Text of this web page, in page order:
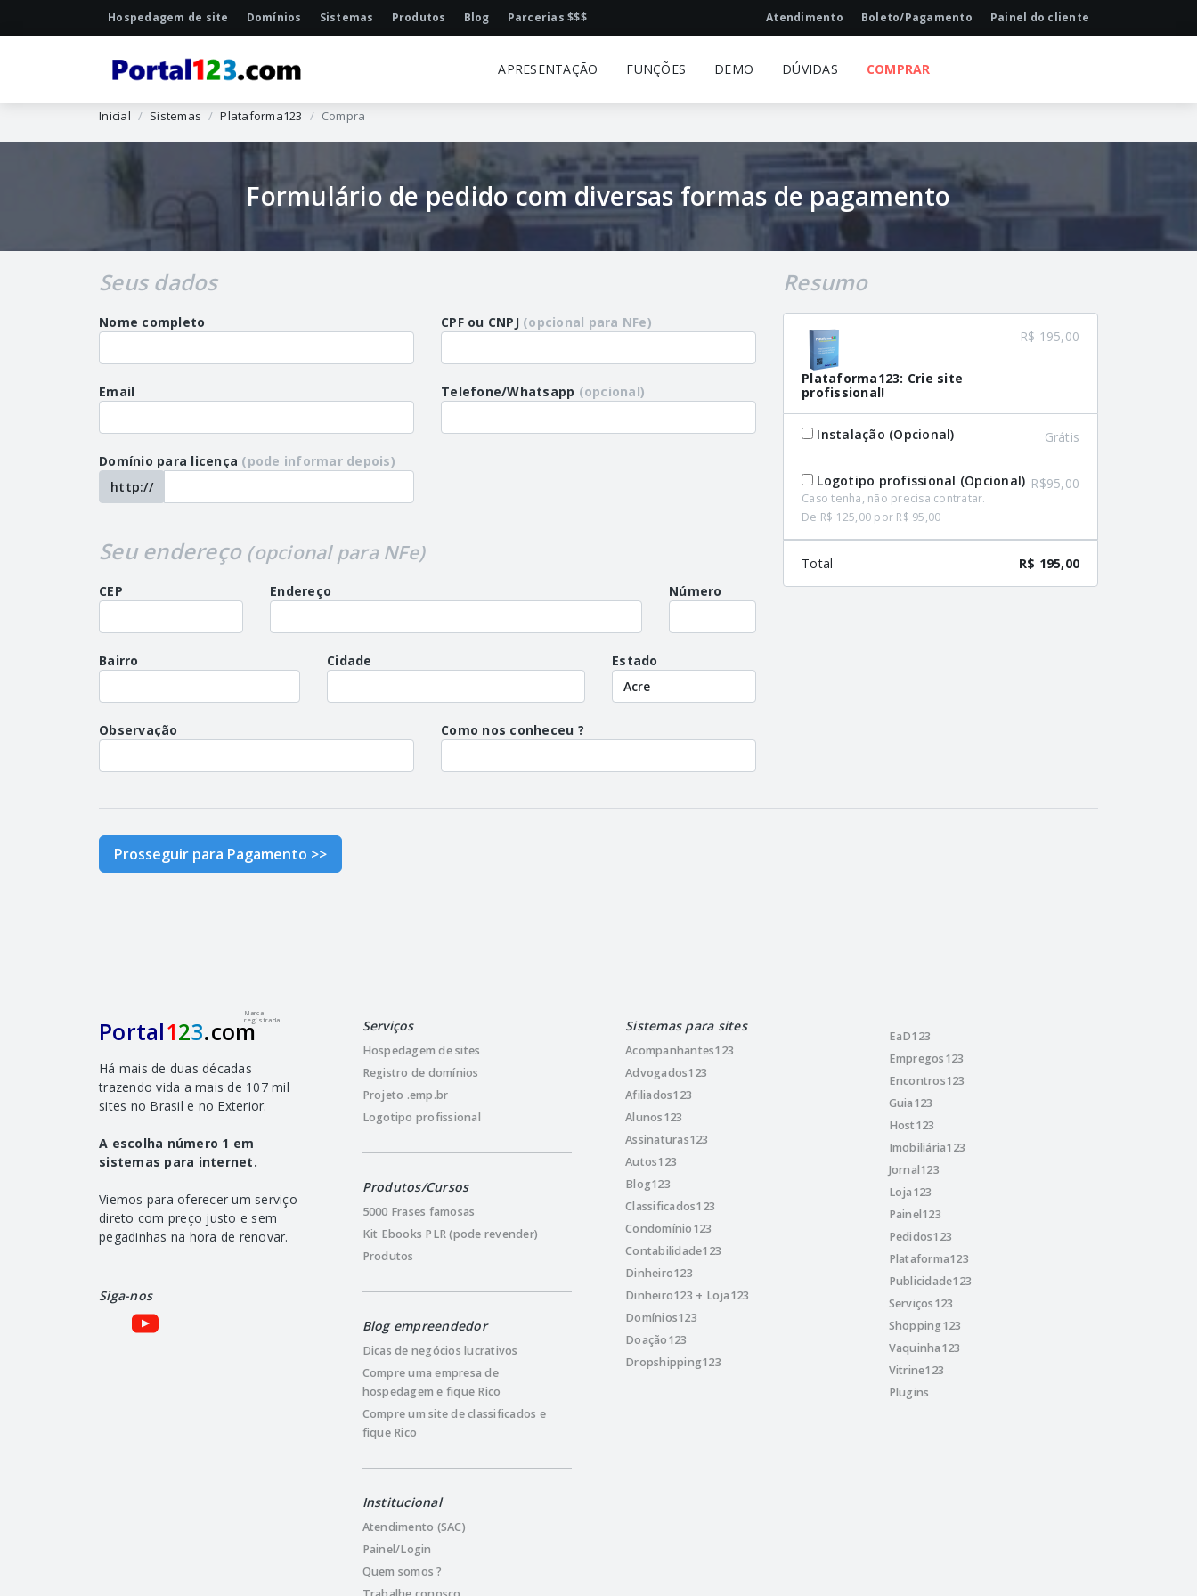
Hospedagem de site Domínios Sistemas Produtos Blog Parcerias $$$ Atendimento Boleto/Pagamento Painel do cliente
APRESENTAÇÃO FUNÇÕES DEMO DÚVIDAS COMPRAR
Inicial Sistemas Plataforma123 Compra
Formulário de pedido com diversas formas de pagamento
Resumo
Plataforma123: Crie site
profissional!
R$ 195,00
Instalação (Opcional) Grátis
Logotipo profissional (Opcional)
Caso tenha, não precisa contratar.
De R$ 125,00 por R$ 95,00
R$95,00
Total R$ 195,00
Seus dados
Nome completo CPF ou CNPJ (opcional para NFe)
Email Telefone/Whatsapp (opcional)
Domínio para licença (pode informar depois)
http://
Seu endereço (opcional para NFe)
CEP Endereço Número
Bairro Cidade Estado
Observação Como nos conheceu ?
Prosseguir para Pagamento >>
Portal123.com
Marca
registrada
Há mais de duas décadas
trazendo vida a mais de 107 mil
sites no Brasil e no Exterior.
A escolha número 1 em
sistemas para internet.
Viemos para oferecer um serviço
direto com preço justo e sem
pegadinhas na hora de renovar.
Siga-nos
Serviços
Hospedagem de sites
Registro de domínios
Projeto .emp.br
Logotipo profissional
Produtos/Cursos
5000 Frases famosas
Kit Ebooks PLR (pode revender)
Produtos
Blog empreendedor
Dicas de negócios lucrativos
Compre uma empresa de
hospedagem e fique Rico
Compre um site de classificados e
fique Rico
Institucional
Atendimento (SAC)
Painel/Login
Quem somos ?
Sistemas para sites
Acompanhantes123
Advogados123
Afiliados123
Alunos123
Assinaturas123
Autos123
Blog123
Classificados123
Condomínio123
Contabilidade123
Dinheiro123
Dinheiro123 + Loja123
Domínios123
Doação123
Dropshipping123
EaD123
Empregos123
Encontros123
Guia123
Host123
Imobiliária123
Jornal123
Loja123
Painel123
Pedidos123
Plataforma123
Publicidade123
Serviços123
Shopping123
Vaquinha123
Vitrine123
Plugins